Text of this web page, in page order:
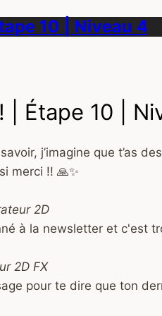
10 | Niveau 4
| Étape 10 |
j’imagine que t’as
merci !! 🙏✨
2D
à la newsletter et c'est
2D FX
pour te dire que ton